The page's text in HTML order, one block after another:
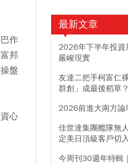
作
邦
盤
心
最新文章
2026年下半年投資
嚴峻現實
友達二把手柯富仁
群創」成最後稻草？
2026前進大南方論
佳世達集團艦隊無
定美日頂級客戶切
今周刊30週年特輯